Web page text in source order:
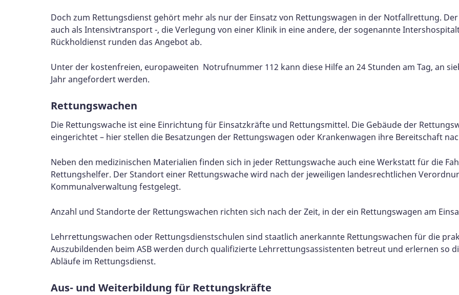
Doch zum Rettungsdienst gehört mehr als nur der Einsatz von Rettungswagen in der Notfallrettung.
auch als Intensivtransport -, die Verlegung von einer Klinik in eine andere, der sogenannte
Rückholdienst runden das Angebot ab.
Unter der kostenfreien, europaweiten Notrufnummer 112 kann diese Hilfe an 24 Stunden am Tag, an
Jahr angefordert werden.
Rettungswachen
Die Rettungswache ist eine Einrichtung für Einsatzkräfte und Rettungsmittel. Die Gebäude der
eingerichtet – hier stellen die Besatzungen der Rettungswagen oder Krankenwagen ihre Bereitschaft
Neben den medizinischen Materialien finden sich in jeder Rettungswache auch eine Werkstatt für die
Rettungshelfer. Der Standort einer Rettungswache wird nach der jeweiligen landesrechtlichen
Kommunalverwaltung festgelegt.
Anzahl und Standorte der Rettungswachen richten sich nach der Zeit, in der ein Rettungswagen am
Lehrrettungswachen oder Rettungsdienstschulen sind staatlich anerkannte Rettungswachen für die
Auszubildenden beim ASB werden durch qualifizierte Lehrrettungsassistenten betreut und erlernen so
Abläufe im Rettungsdienst.
Aus- und Weiterbildung für Rettungskräfte